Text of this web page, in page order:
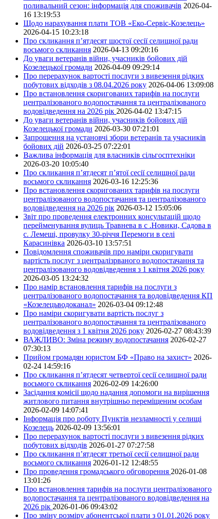
поливальний сезон: інформація для споживачів 2026-04-
16 13:19:53
Щодо нарахування плати ТОВ «Еко-Сервіс-Козелець»
2026-04-15 10:23:18
Про скликання п’ятдесят шостої сесії селищної ради
восьмого скликання 2026-04-13 09:20:16
До уваги ветеранів війни, учасників бойових дій
Козелецької громади 2026-04-09 09:29:14
Про перерахунок вартості послуги з вивезення рідких
побутових відходів з 08.04.2026 року 2026-04-06 13:09:08
Про встановлення скоригованих тарифів на послуги
централізованого водопостачання та централізованого
водовідведення на 2026 рік 2026-04-02 13:47:15
До уваги ветеранів війни, учасників бойових дій
Козелецької громади 2026-03-30 07:21:01
Запрошення на установчі збори ветеранів та учасників
бойових дій 2026-03-25 07:22:01
Важлива інформація для власників сільгосптехніки
2026-03-20 10:05:40
Про скликання п’ятдесят п’ятої сесії селищної ради
восьмого скликання 2026-03-16 12:25:36
Про встановлення скоригованих тарифів на послуги
централізованого водопостачання та централізованого
водовідведення на 2026 рік 2026-03-12 15:05:06
Звіт про проведення електронних консультацій щодо
перейменування вулиць Травнева в с .Новики, Садова в
с. Лемеші, провулку 30-річчя Перемоги в селі
Карасинівка 2026-03-10 13:57:51
Повідомлення споживачів про наміри скоригувати
вартість послуг з централізрваного водопостачання та
централізованого водовідведення з 1 квітня 2026 року
2026-03-05 13:24:32
Про намір встановлення тарифів на послуги з
централізованого водопостачання та водовідведення КП
«Козелецьводоканал» 2026-03-04 09:12:48
Про наміри скоригувати вартість послуг з
централізованого водопостачання та централізованого
водовідведення з 1 квітня 2026 року 2026-02-27 08:43:39
ВАЖЛИВО: Зміна режиму водопостачання 2026-02-27
07:30:13
Прийом громадян юристом БФ «Право на захист» 2026-
02-24 14:59:16
Про скликання п’ятдесят четвертої сесії селищної ради
восьмого скликання 2026-02-09 14:26:00
Засідання комісії щодо надання допомоги на вирішення
житлового питання внутрішньо переміщеним особам
2026-02-09 14:07:41
Інформація про роботу Пунктів незламності у селищі
Козелець 2026-02-09 13:56:01
Про перерахунок вартості послуги з вивезення рідких
побутових відходів 2026-01-27 07:27:58
Про скликання п’ятдесят третьої сесії селищної ради
восьмого скликання 2026-01-12 12:48:55
Про проведення громадського обговорення 2026-01-08
13:01:26
Про встановлення тарифів на послуги централізованого
водопостачання та централізованого водовідведення на
2026 рік 2026-01-06 09:43:02
Про зміну розміру абонентської плати з 01.01.2026 року